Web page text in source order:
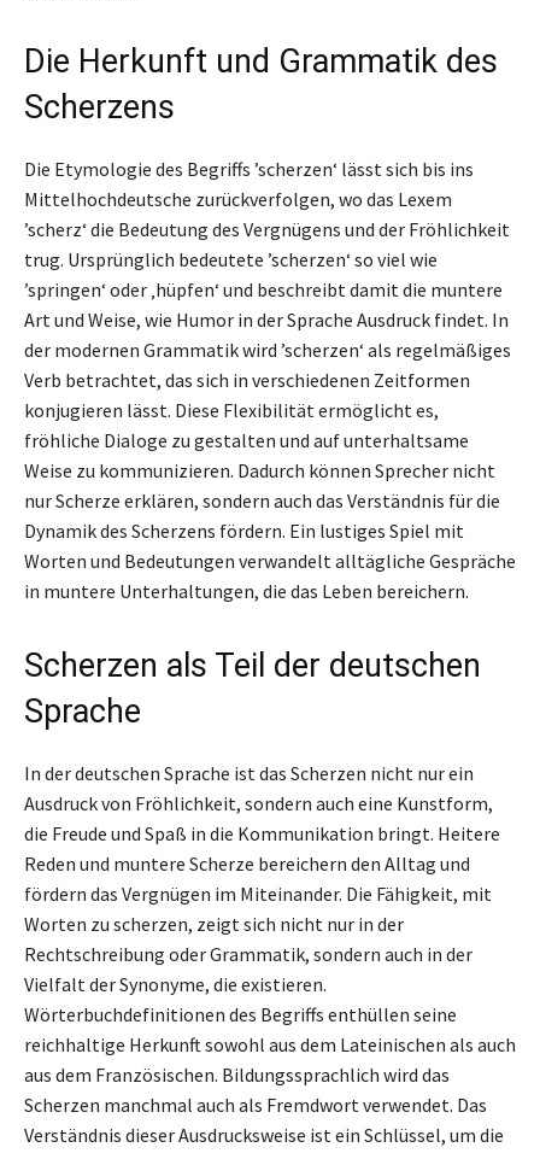
Die Herkunft und Grammatik des
Scherzens
Die Etymologie des Begriffs ’scherzen‘ lässt sich bis ins
Mittelhochdeutsche zurückverfolgen, wo das Lexem
’scherz‘ die Bedeutung des Vergnügens und der Fröhlichkeit
trug. Ursprünglich bedeutete ’scherzen‘ so viel wie
’springen‘ oder ‚hüpfen‘ und beschreibt damit die muntere
Art und Weise, wie Humor in der Sprache Ausdruck findet. In
der modernen Grammatik wird ’scherzen‘ als regelmäßiges
Verb betrachtet, das sich in verschiedenen Zeitformen
konjugieren lässt. Diese Flexibilität ermöglicht es,
fröhliche Dialoge zu gestalten und auf unterhaltsame
Weise zu kommunizieren. Dadurch können Sprecher nicht
nur Scherze erklären, sondern auch das Verständnis für die
Dynamik des Scherzens fördern. Ein lustiges Spiel mit
Worten und Bedeutungen verwandelt alltägliche Gespräche
in muntere Unterhaltungen, die das Leben bereichern.
Scherzen als Teil der deutschen
Sprache
In der deutschen Sprache ist das Scherzen nicht nur ein
Ausdruck von Fröhlichkeit, sondern auch eine Kunstform,
die Freude und Spaß in die Kommunikation bringt. Heitere
Reden und muntere Scherze bereichern den Alltag und
fördern das Vergnügen im Miteinander. Die Fähigkeit, mit
Worten zu scherzen, zeigt sich nicht nur in der
Rechtschreibung oder Grammatik, sondern auch in der
Vielfalt der Synonyme, die existieren.
Wörterbuchdefinitionen des Begriffs enthüllen seine
reichhaltige Herkunft sowohl aus dem Lateinischen als auch
aus dem Französischen. Bildungssprachlich wird das
Scherzen manchmal auch als Fremdwort verwendet. Das
Verständnis dieser Ausdrucksweise ist ein Schlüssel, um die